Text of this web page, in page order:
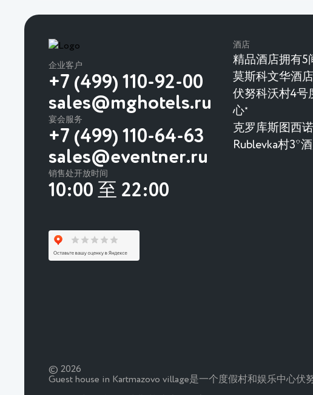
企业客户
+7 (499) 110-92-00
sales@mghotels.ru
宴会服务
+7 (499) 110-64-63
sales@eventner.ru
销售处开放时间
10:00 至 22:00
酒店
精品酒店拥有5
莫斯科文华酒
伏努科沃村4号
心★
克罗库斯图西
Rublevka村3*
© 2026
Guest house in Kartmazovo village是一个度假村和娱乐中心